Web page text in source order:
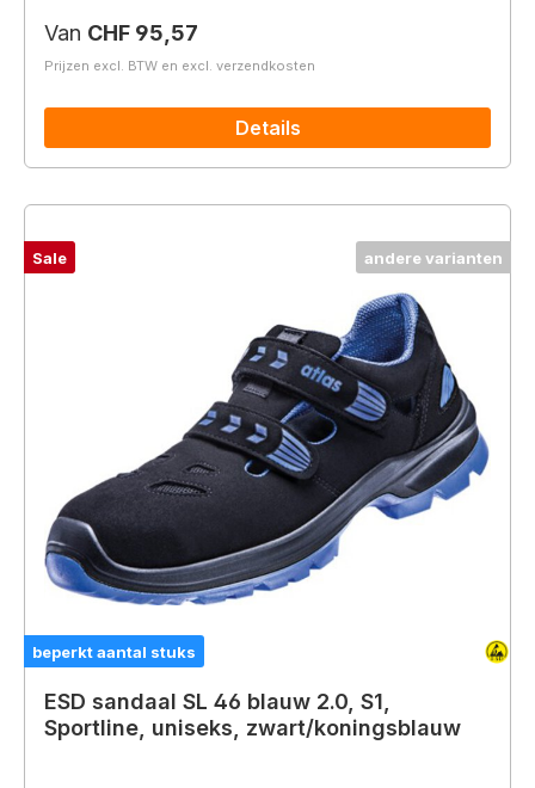
Normale prijs:
Van CHF 95,57
Prijzen excl. BTW en excl. verzendkosten
Details
andere varianten
Sale
beperkt aantal stuks
ESD sandaal SL 46 blauw 2.0, S1,
Sportline, uniseks, zwart/koningsblauw